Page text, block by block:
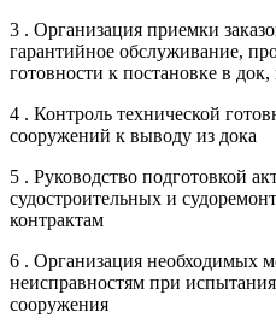
3 . Организация приемки
гарантийное обслуживание,
готовности к постановке в
4 . Контроль технической
сооружений к выводу из дока
5 . Руководство подготовкой
судостроительных и
контрактам
6 . Организация необходимых
неисправностям при
сооружения